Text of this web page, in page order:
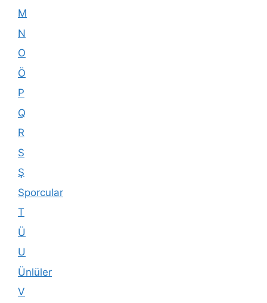
M
N
O
Ö
P
Q
R
S
Ş
Sporcular
T
Ü
U
Ünlüler
V